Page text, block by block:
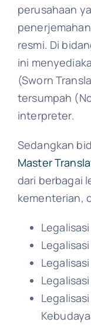
perusahaan
resmi. Di
ini
(Sworn
tersumpah
interpreter.
Sedangkan
Master
dari berbagai
kementerian,